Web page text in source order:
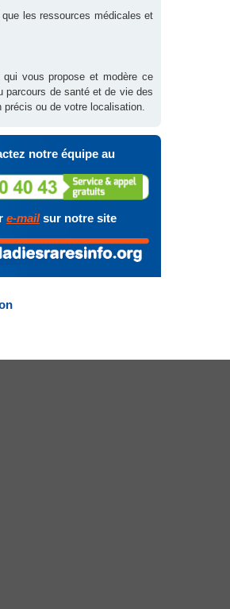
les ressources médicales et
vous propose et modère ce
parcours de santé et de vie des
précis ou de votre localisation.
notre équipe au
e-mailsur notre site